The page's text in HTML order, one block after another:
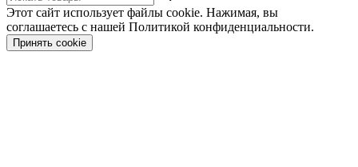
Этот сайт использует файлы cookie. Нажимая, вы
соглашаетесь с нашей Политикой конфиденциальности.
Принять cookie